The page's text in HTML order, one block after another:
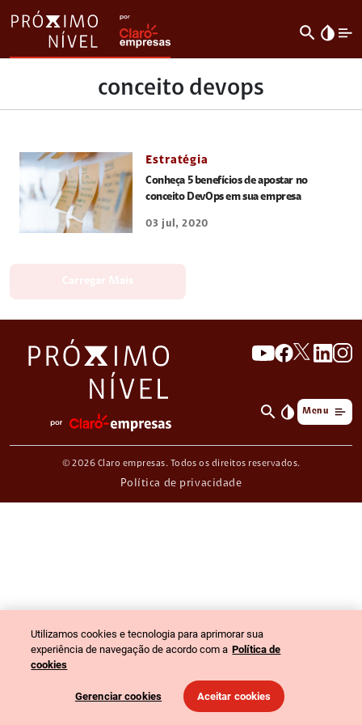
search invert_colors
conceito devops
Estratégia
Conheça 5 benefícios de apostar no
conceito DevOps em sua empresa
03 jul, 2020
search invert_colors Menu
© 2026 Claro empresas. Todos os direitos reservados.
Política de privacidade
Utilizamos cookies e tecnologia para aprimorar sua
experiência de navegação de acordo com a Política de
cookies
Gerenciar cookies Aceitar cookies